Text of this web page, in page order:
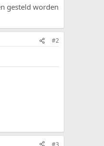
gesteld worden
#2
#3